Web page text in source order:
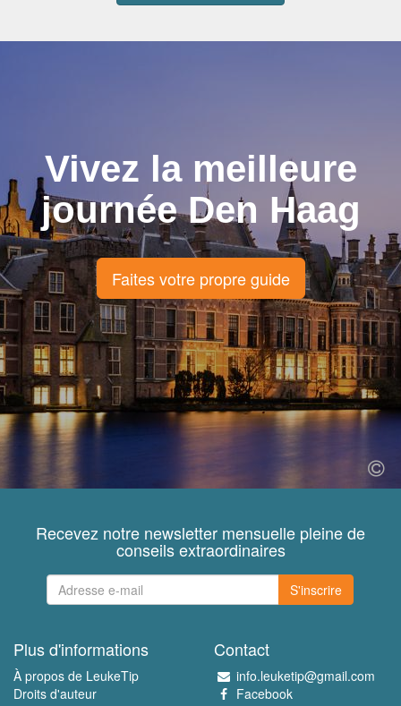
Vivez la meilleure
journée Den Haag
Faites votre propre guide
Recevez notre newsletter mensuelle pleine de
conseils extraordinaires
S'inscrire
Plus d'informations
À propos de LeukeTip
Droits d'auteur
Contact
info.leuketip@gmail.com
Facebook